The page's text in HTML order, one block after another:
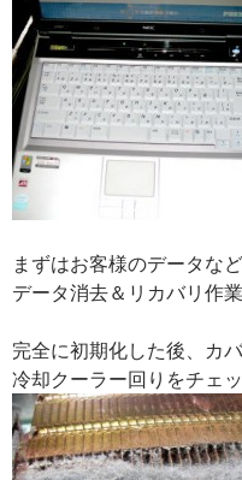
まずはお客様のデータな
データ消去＆リカバリ作
完全に初期化した後、カ
冷却クーラー回りをチェッ